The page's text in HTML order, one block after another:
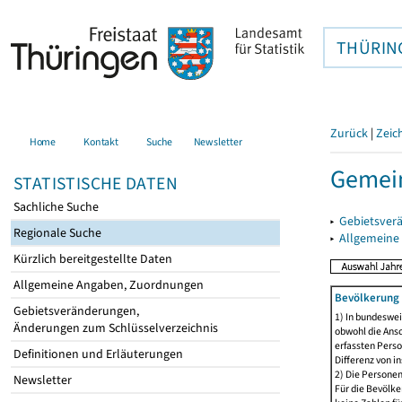
Home Kontakt Suche Newsletter
STATISTISCHE DATEN
Sachliche Suche
Regionale Suche
Kürzlich bereitgestellte Daten
Allgemeine Angaben, Zuordnungen
Gebietsveränderungen,
Änderungen zum Schlüsselverzeichnis
Definitionen und Erläuterungen
Newsletter
Zurück |
▸
▸
1) In
obwohl die
erfassten
Differenz von
2) Die
Für die